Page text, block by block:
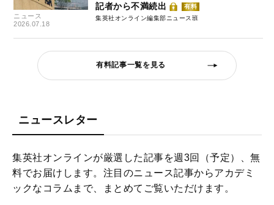
ニュース
2026.07.18
記者から不満続出
有料
集英社オンライン編集部ニュース班
有料記事一覧を見る
ニュースレター
集英社オンラインが厳選した記事を週3回（予定）、無
料でお届けします。注目のニュース記事からアカデミ
ックなコラムまで、まとめてご覧いただけます。